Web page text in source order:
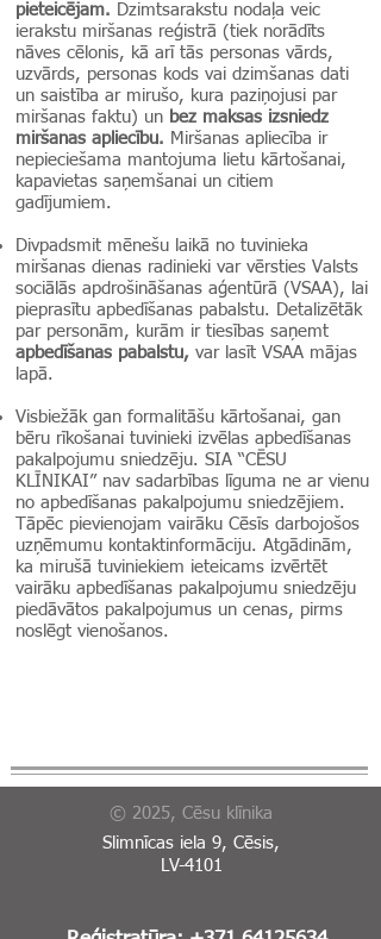
pieteicējam. Dzimtsarakstu nodaļa veic
ierakstu miršanas reģistrā (tiek norādīts
nāves cēlonis, kā arī tās personas vārds,
uzvārds, personas kods vai dzimšanas dati
un saistība ar mirušo, kura paziņojusi par
miršanas faktu) un bez maksas izsniedz
miršanas apliecību. Miršanas apliecība ir
nepieciešama mantojuma lietu kārtošanai,
kapavietas saņemšanai un citiem
gadījumiem.
Divpadsmit mēnešu laikā no tuvinieka
miršanas dienas radinieki var vērsties Valsts
sociālās apdrošināšanas aģentūrā (VSAA), lai
pieprasītu apbedīšanas pabalstu. Detalizētāk
par personām, kurām ir tiesības saņemt
apbedīšanas pabalstu, var lasīt VSAA mājas
lapā.
Visbiežāk gan formalitāšu kārtošanai, gan
bēru rīkošanai tuvinieki izvēlas apbedīšanas
pakalpojumu sniedzēju. SIA “CĒSU
KLĪNIKAI” nav sadarbības līguma ne ar vienu
no apbedīšanas pakalpojumu sniedzējiem.
Tāpēc pievienojam vairāku Cēsīs darbojošos
uzņēmumu kontaktinformāciju. Atgādinām,
ka mirušā tuviniekiem ieteicams izvērtēt
vairāku apbedīšanas pakalpojumu sniedzēju
piedāvātos pakalpojumus un cenas, pirms
noslēgt vienošanos.
© 2025, Cēsu klīnika
Slimnīcas iela 9, Cēsis,
LV-4101